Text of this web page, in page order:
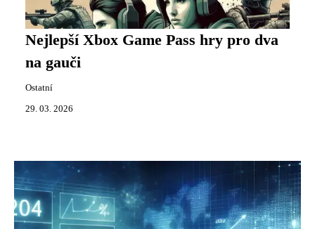
Nejlepší Xbox Game Pass hry pro dva
na gauči
Ostatní
29. 03. 2026